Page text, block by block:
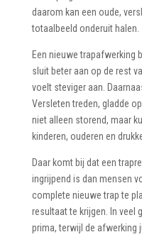
daarom kan een oude,
totaalbeeld onderuit halen.
Een nieuwe trapafwerking
sluit beter aan op de rest
voelt steviger aan.
Versleten treden, gladde
niet alleen storend, maar
kinderen, ouderen en
Daar komt bij dat een
ingrijpend is dan mensen
complete nieuwe trap te
resultaat te krijgen. In veel
prima, terwijl de afwerking